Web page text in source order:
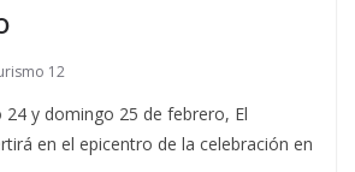
12
24 y domingo 25 de febrero, El
en el epicentro de la celebración en